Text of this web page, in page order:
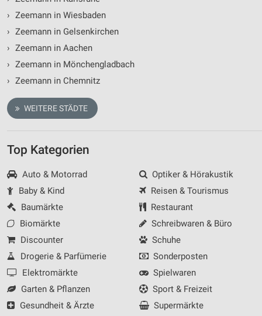
› Zeemann in Wiesbaden
› Zeemann in Gelsenkirchen
› Zeemann in Aachen
› Zeemann in Mönchengladbach
› Zeemann in Chemnitz
WEITERE STÄDTE
Top Kategorien
Auto & Motorrad
Baby & Kind
Baumärkte
Biomärkte
Discounter
Drogerie & Parfümerie
Elektromärkte
Garten & Pflanzen
Gesundheit & Ärzte
Optiker & Hörakustik
Reisen & Tourismus
Restaurant
Schreibwaren & Büro
Schuhe
Sonderposten
Spielwaren
Sport & Freizeit
Supermärkte